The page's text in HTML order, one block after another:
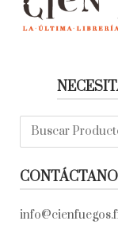
Buscar: